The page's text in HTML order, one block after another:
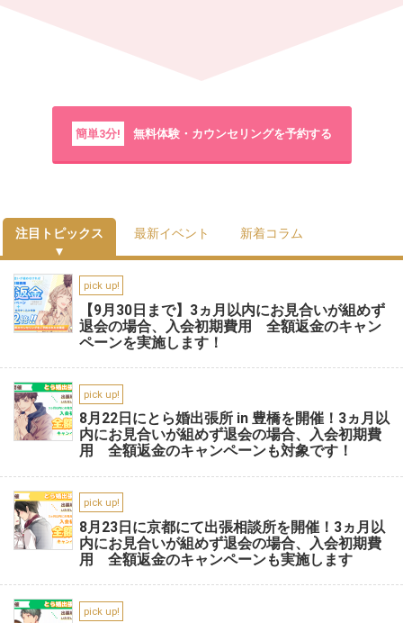
簡単3分! 無料体験・カウンセリングを予約する
注目トピックス 最新イベント 新着コラム
pick up!
【9月30日まで】3ヵ月以内にお見合いが組めず
退会の場合、入会初期費用 全額返金のキャン
ペーンを実施します！
pick up!
8月22日にとら婚出張所 in 豊橋を開催！3ヵ月以
内にお見合いが組めず退会の場合、入会初期費
用 全額返金のキャンペーンも対象です！
pick up!
8月23日に京都にて出張相談所を開催！3ヵ月以
内にお見合いが組めず退会の場合、入会初期費
用 全額返金のキャンペーンも実施します
pick up!